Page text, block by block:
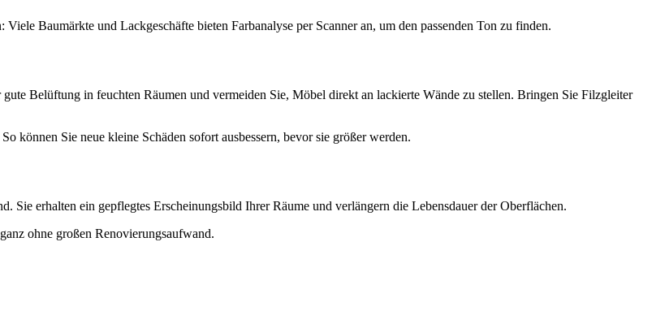
Baumärkte und Lackgeschäfte bieten Farbanalyse per Scanner an, um den passenden Ton zu finden.
Belüftung in feuchten Räumen und vermeiden Sie, Möbel direkt an lackierte Wände zu stellen. Bringen Sie Filzgleiter
können Sie neue kleine Schäden sofort ausbessern, bevor sie größer werden.
erhalten ein gepflegtes Erscheinungsbild Ihrer Räume und verlängern die Lebensdauer der Oberflächen.
ohne großen Renovierungsaufwand.